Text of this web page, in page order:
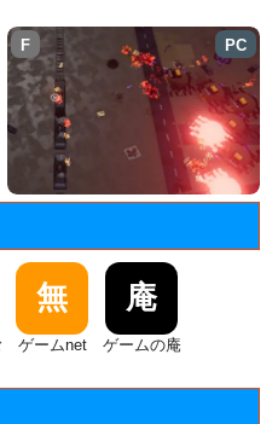
F PC
無
ゲームnet
庵
ゲームの庵